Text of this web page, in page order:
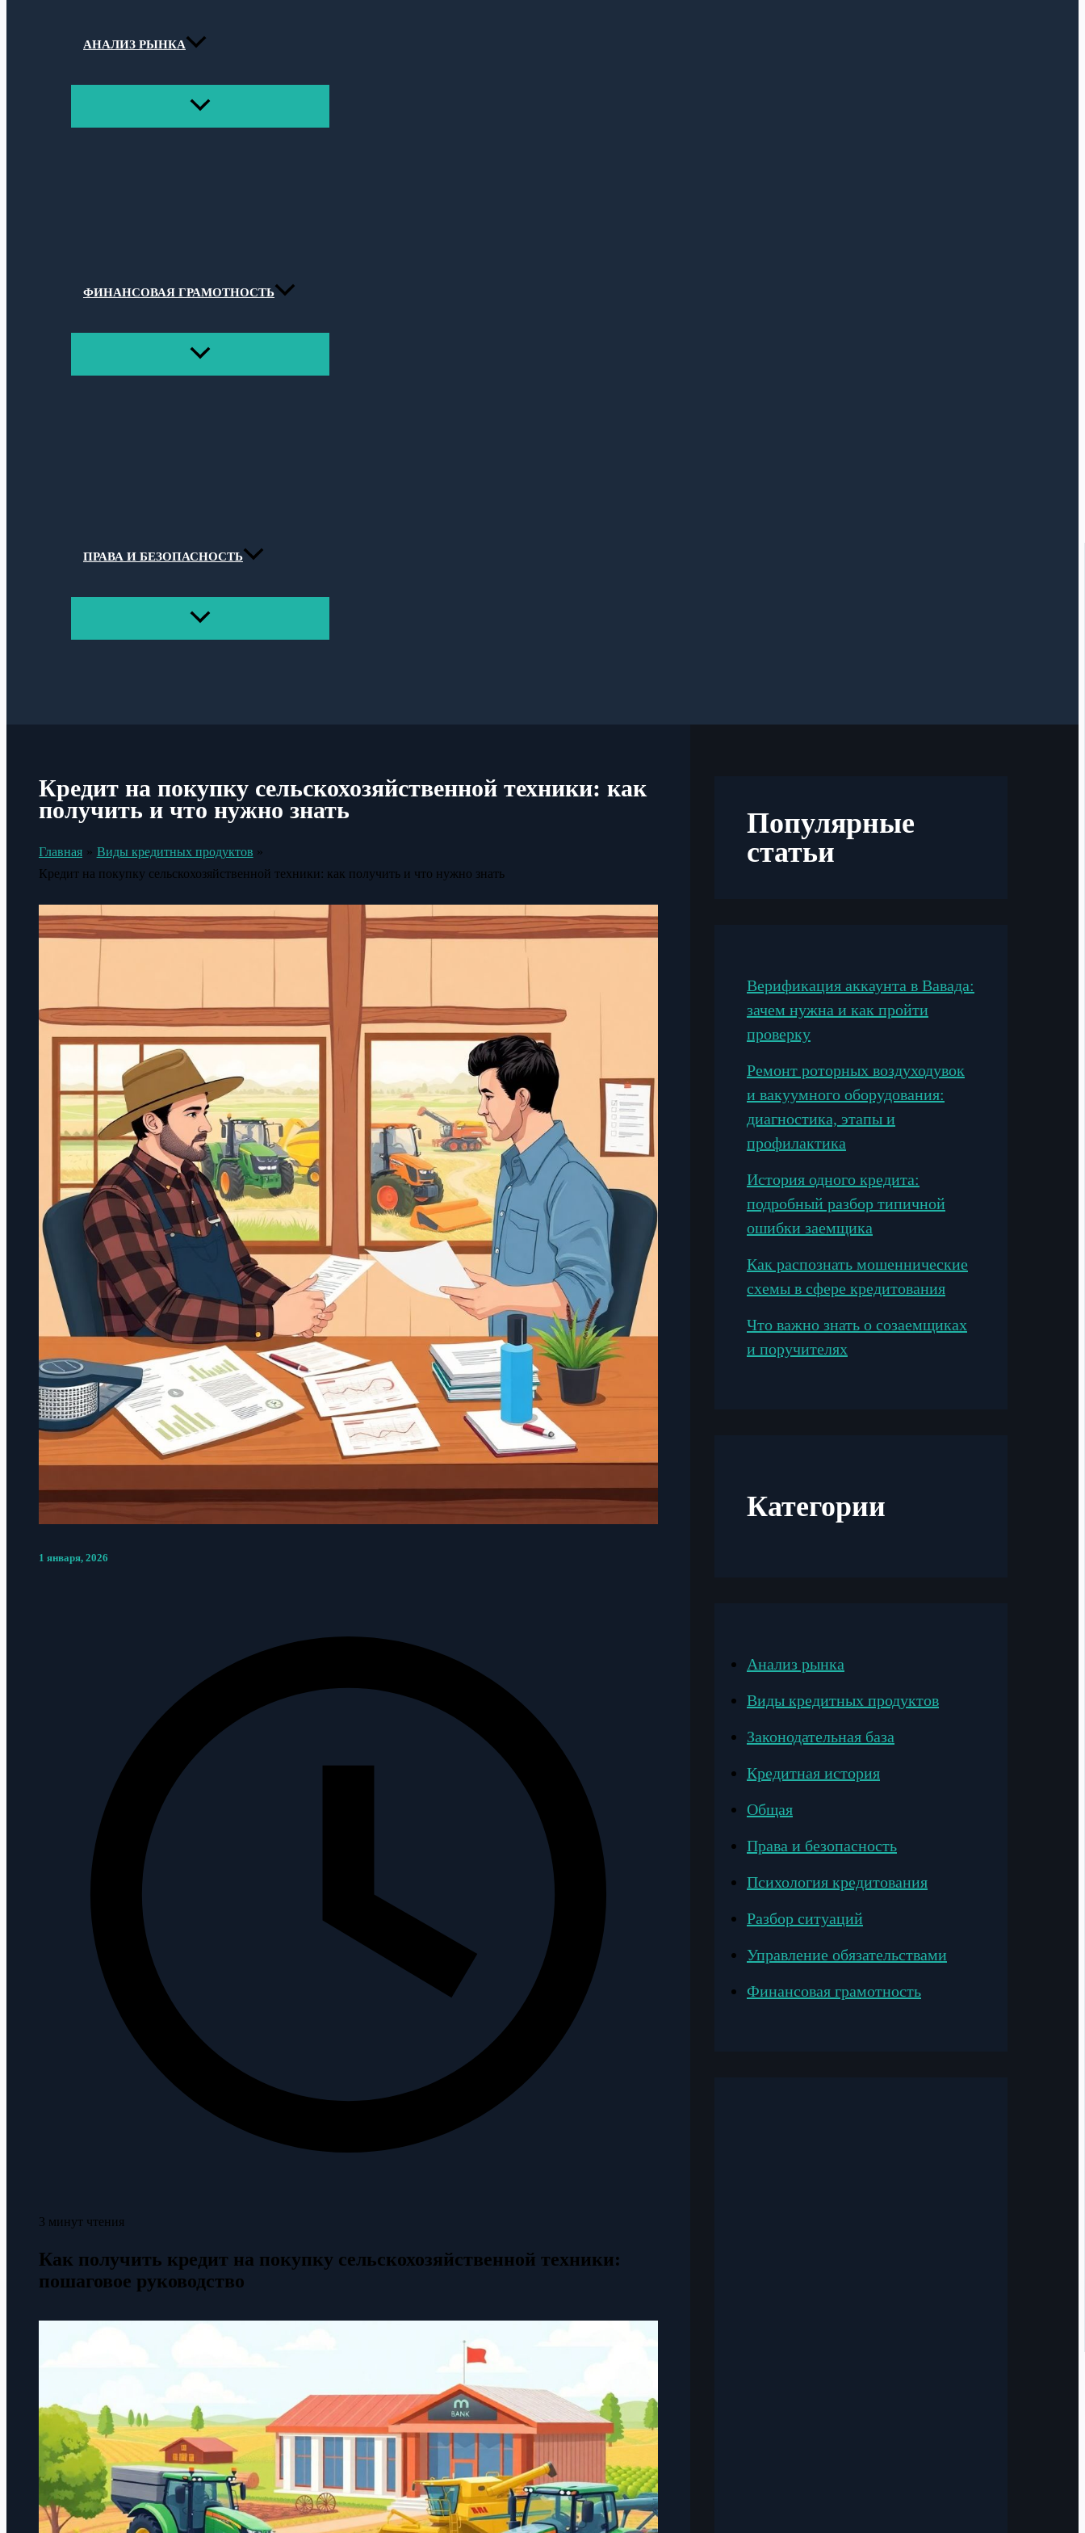
АНАЛИЗ РЫНКА
ПЕРЕКЛЮЧАТЕЛЬ
ФИНАНСОВАЯ ГРАМОТНОСТЬ
ПЕРЕКЛЮЧАТЕЛЬ
ПРАВА И БЕЗОПАСНОСТЬ
ПЕРЕКЛЮЧАТЕЛЬ
Кредит на покупку сельскохозяйственной техники: как
получить и что нужно знать
Главная
Виды кредитных продуктов
Кредит на покупку сельскохозяйственной техники: как получить и что нужно знать
1 января, 2026
3 минут чтения
Как получить кредит на покупку сельскохозяйственной техники:
пошаговое руководство
Популярные
статьи
Верификация аккаунта в Вавада:
зачем нужна и как пройти
проверку
Ремонт роторных воздуходувок
и вакуумного оборудования:
диагностика, этапы и
профилактика
История одного кредита:
подробный разбор типичной
ошибки заемщика
Как распознать мошеннические
схемы в сфере кредитования
Что важно знать о созаемщиках
и поручителях
Категории
Анализ рынка
Виды кредитных продуктов
Законодательная база
Кредитная история
Общая
Права и безопасность
Психология кредитования
Разбор ситуаций
Управление обязательствами
Финансовая грамотность